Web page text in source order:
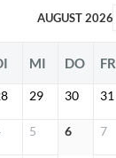
AUGUST 2026
MI DO FR
29 30 31
5 6 7